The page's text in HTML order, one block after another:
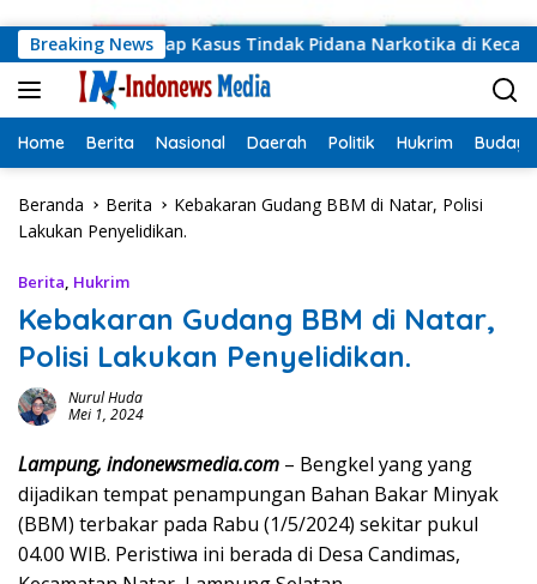
Breaking News
Barat Ungkap Kasus Tindak Pidana Narkotika di Kecamatan
Home Berita Nasional Daerah Politik Hukrim Budaya
Beranda Berita
Kebakaran Gudang BBM di Natar, Polisi
Lakukan Penyelidikan.
Berita, Hukrim
Kebakaran Gudang BBM di Natar,
Polisi Lakukan Penyelidikan.
Nurul Huda
Mei 1, 2024
Lampung, indonewsmedia.com – Bengkel yang yang
dijadikan tempat penampungan Bahan Bakar Minyak
(BBM) terbakar pada Rabu (1/5/2024) sekitar pukul
04.00 WIB. Peristiwa ini berada di Desa Candimas,